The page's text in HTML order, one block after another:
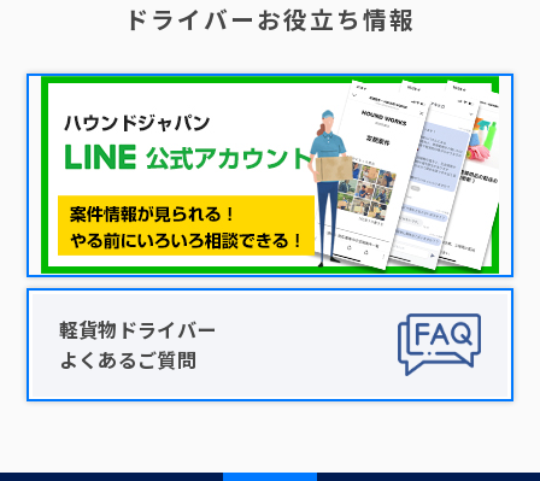
ドライバーお役立ち情報
軽貨物ドライバー
よくあるご質問